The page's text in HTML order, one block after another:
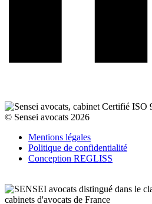
© Sensei avocats 2026
Mentions légales
Politique de confidentialité
Conception REGLISS